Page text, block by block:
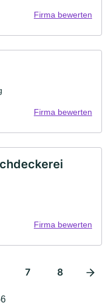
Firma bewerten
Firma bewerten
Firma bewerten
7 8